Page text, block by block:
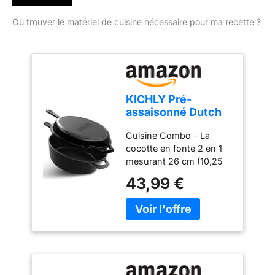
Où trouver le matériel de cuisine nécessaire pour ma recette ?
KICHLY Pré-
assaisonné Dutch
Function Cocotte
Pot à Feuf - Poêle
en Fonte pour la
Cuisinière & le
Camping, pour
l'extérieur &
l'intérieur - 3L/3.2
Quart Kochset (2 in
Cuisine Combo - La
cocotte en fonte 2 en 1
mesurant 26 cm (10,25
comme couvercle d'une
marmite de 3,2 litres.
Pré-Assaisonnée - La
de la boîte car elle est
déjà pré-assaisonnée
43,99 €